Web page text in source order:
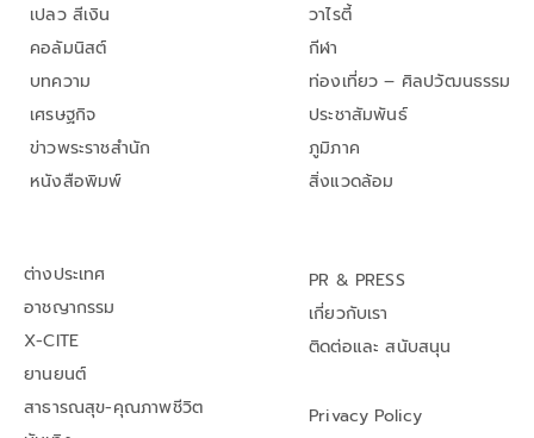
เปลว สีเงิน
คอลัมนิสต์
บทความ
เศรษฐกิจ
ข่าวพระราชสำนัก
หนังสือพิมพ์
วาไรตี้
กีฬา
ท่องเที่ยว – ศิลปวัฒนธรรม
ประชาสัมพันธ์
ภูมิภาค
สิ่งแวดล้อม
ต่างประเทศ
อาชญากรรม
X-CITE
ยานยนต์
สาธารณสุข-คุณภาพชีวิต
PR & PRESS
เกี่ยวกับเรา
ติดต่อและ สนับสนุน
Privacy Policy